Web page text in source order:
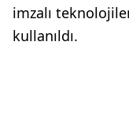
imzalı
kullanıldı.